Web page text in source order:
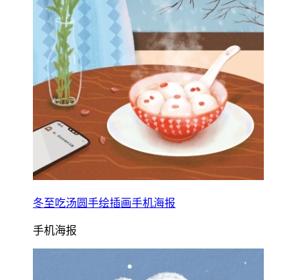
冬至吃汤圆手绘插画手机海报
手机海报